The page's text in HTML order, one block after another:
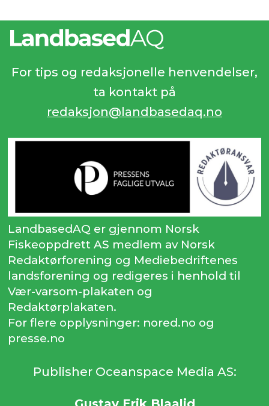
For tips og redaksjonelle henvendelser,
ta kontakt på
redaksjon@landbasedaq.no
LandbasedAQ er gjennom Norsk
Fiskeoppdrett AS medlem av Norsk
Redaktørforening og Mediebedriftenes
landsforening og redigeres i henhold til
Vær-varsom-plakaten og
Redaktørplakaten.
For flere opplysninger: nored.no og
presse.no
Publisher Oceanspace Media AS: